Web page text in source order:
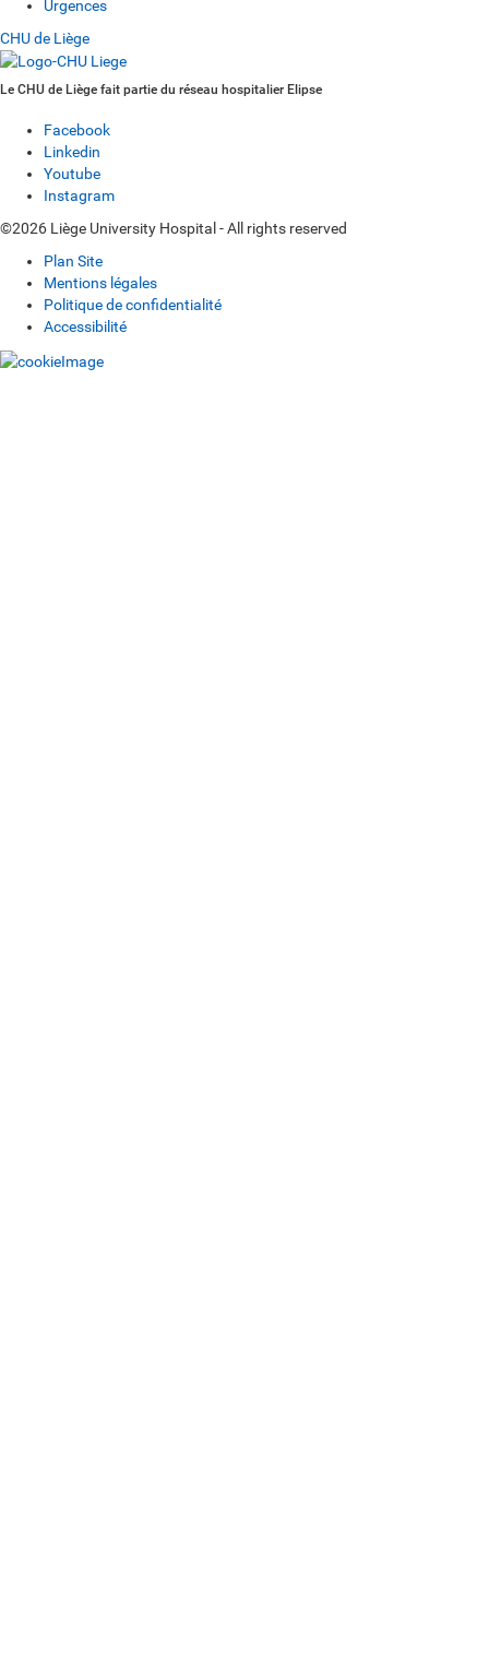
Urgences
CHU de Liège
Le CHU de Liège fait partie du réseau hospitalier Elipse
Facebook
Linkedin
Youtube
Instagram
©2026 Liège University Hospital - All rights reserved
Plan Site
Mentions légales
Politique de confidentialité
Accessibilité